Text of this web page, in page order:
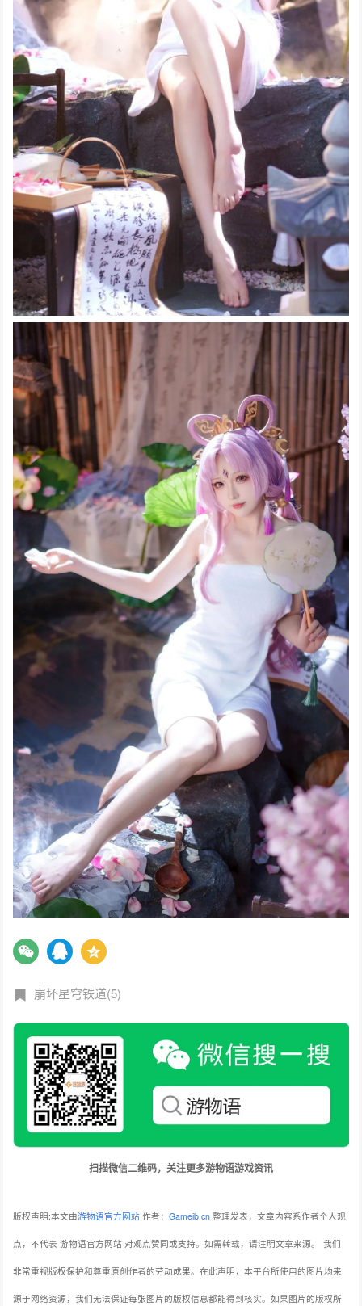
崩坏星穹铁道(5)
扫描微信二维码，关注更多游物语游戏资讯
版权声明:本文由游物语官方网站 作者：Gameib.cn 整理发表，文章内容系作者个人观
点，不代表 游物语官方网站 对观点赞同或支持。如需转载，请注明文章来源。 我们
非常重视版权保护和尊重原创作者的劳动成果。在此声明，本平台所使用的图片均来
源于网络资源，我们无法保证每张图片的版权信息都能得到核实。如果图片的版权所